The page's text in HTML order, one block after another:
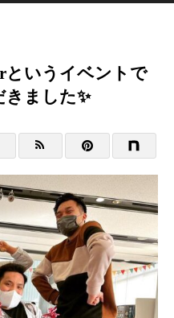
というイベントで
ました✨